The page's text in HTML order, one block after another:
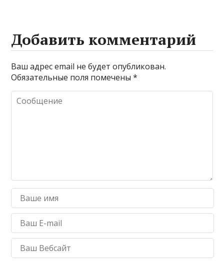
Добавить комментарий
Ваш адрес email не будет опубликован.
Обязательные поля помечены*